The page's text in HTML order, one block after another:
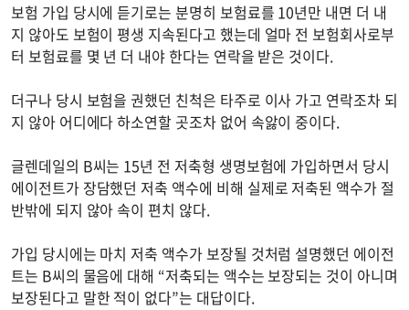
보험 가입 당시에 듣기로는 분명히 보험료를 10년만 내면 더 내
지 않아도 보험이 평생 지속된다고 했는데 얼마 전 보험회사로부
터 보험료를 몇 년 더 내야 한다는 연락을 받은 것이다.
더구나 당시 보험을 권했던 친척은 타주로 이사 가고 연락조차 되
지 않아 어디에다 하소연할 곳조차 없어 속앓이 중이다.
글렌데일의 B씨는 15년 전 저축형 생명보험에 가입하면서 당시
에이전트가 장담했던 저축 액수에 비해 실제로 저축된 액수가 절
반밖에 되지 않아 속이 편치 않다.
가입 당시에는 마치 저축 액수가 보장될 것처럼 설명했던 에이전
트는 B씨의 물음에 대해 “저축되는 액수는 보장되는 것이 아니며
보장된다고 말한 적이 없다”는 대답이다.